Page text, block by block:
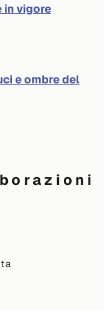
in vigore
e ombre del